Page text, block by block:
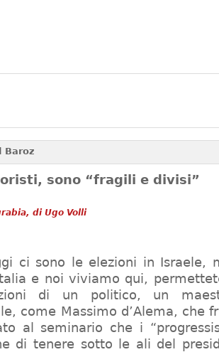
Baroz
sono “fragili e divisi”
di Ugo Volli
ci sono le elezioni in Israele,
e noi viviamo qui,
di un politico, un
come Massimo d’Alema, che
al seminario che i
di tenere sotto le ali del